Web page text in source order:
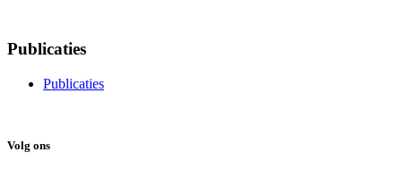
Publicaties
Publicaties
Volg ons